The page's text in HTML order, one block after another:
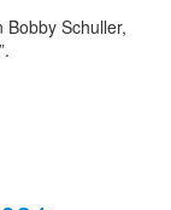
Schuller,